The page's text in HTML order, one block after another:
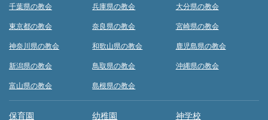
千葉県の教会
東京都の教会
神奈川県の教会
新潟県の教会
富山県の教会
兵庫県の教会
奈良県の教会
和歌山県の教会
鳥取県の教会
島根県の教会
大分県の教会
宮崎県の教会
鹿児島県の教会
沖縄県の教会
保育園 幼稚園 神学校